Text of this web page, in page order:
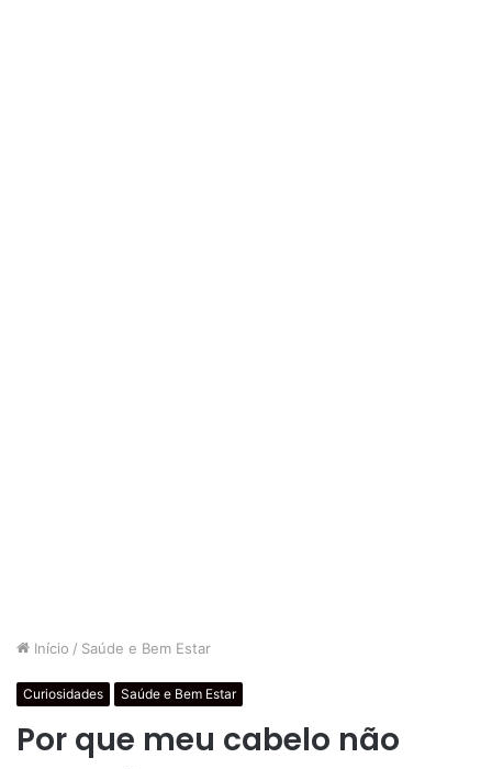
Início / Saúde e Bem Estar
Curiosidades Saúde e Bem Estar
Por que meu cabelo não